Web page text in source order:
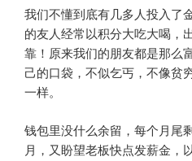
我们不懂到底有几多人投入了
的友人经常以积分大吃大喝，
靠！原来我们的朋友都是那么
己的口袋，不似乞丐，不像贫
一样。
钱包里没什么余留，每个月尾
月，又盼望老板快点发薪金，